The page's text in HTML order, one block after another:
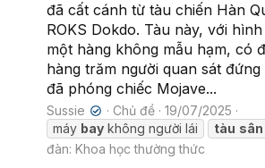
đã cất cánh từ tàu chiến Hàn
ROKS Dokdo. Tàu này, với
một hàng không mẫu hạm, có
hàng trăm người quan sát
đã phóng chiếc Mojave...
Sussie ✔ Chủ đề
19/07/2025
máy bay không người lái tàu sân
đàn: Khoa học thường thức